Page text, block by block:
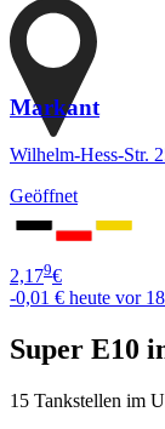
Markant
Wilhelm-Hess-Str.
Geöffnet
2,179€
-0,01 € heute vor
Super E10
15 Tankstellen im